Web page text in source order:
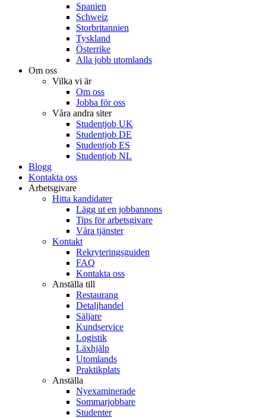
Spanien
Schweiz
Storbritannien
Tyskland
Österrike
Alla jobb utomlands
Om oss
Vilka vi är
Om oss
Jobba för oss
Våra andra siter
Studentjob UK
Studentjob DE
Studentjob ES
Studentjob NL
Blogg
Kontakta oss
Arbetsgivare
Hitta kandidater
Lägg ut en jobbannons
Tips för arbetsgivare
Våra tjänster
Kontakt
Rekryteringsguiden
FAQ
Kontakta oss
Anställa till
Restaurang
Detaljhandel
Säljare
Kundservice
Logistik
Läxhjälp
Utomlands
Praktikplats
Anställa
Nyexaminerade
Sommarjobbare
Studenter